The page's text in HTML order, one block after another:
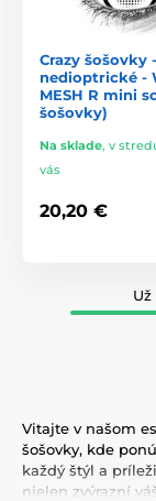
Crazy šošovky -
nedioptrické -
MESH R mini
šošovky)
Na sklade, v
vás
20,20 €
Vitajte v našom
šošovky, kde
každý štýl a
nielen zvýrazní